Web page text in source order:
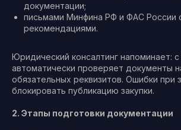
документации;
письмами Минфина РФ и ФАС России
рекомендациями.
Юридический консалтинг напоминает:
автоматически проверяет документы
обязательных реквизитов. Ошибки при
блокировать публикацию закупки.
2. Этапы подготовки документации